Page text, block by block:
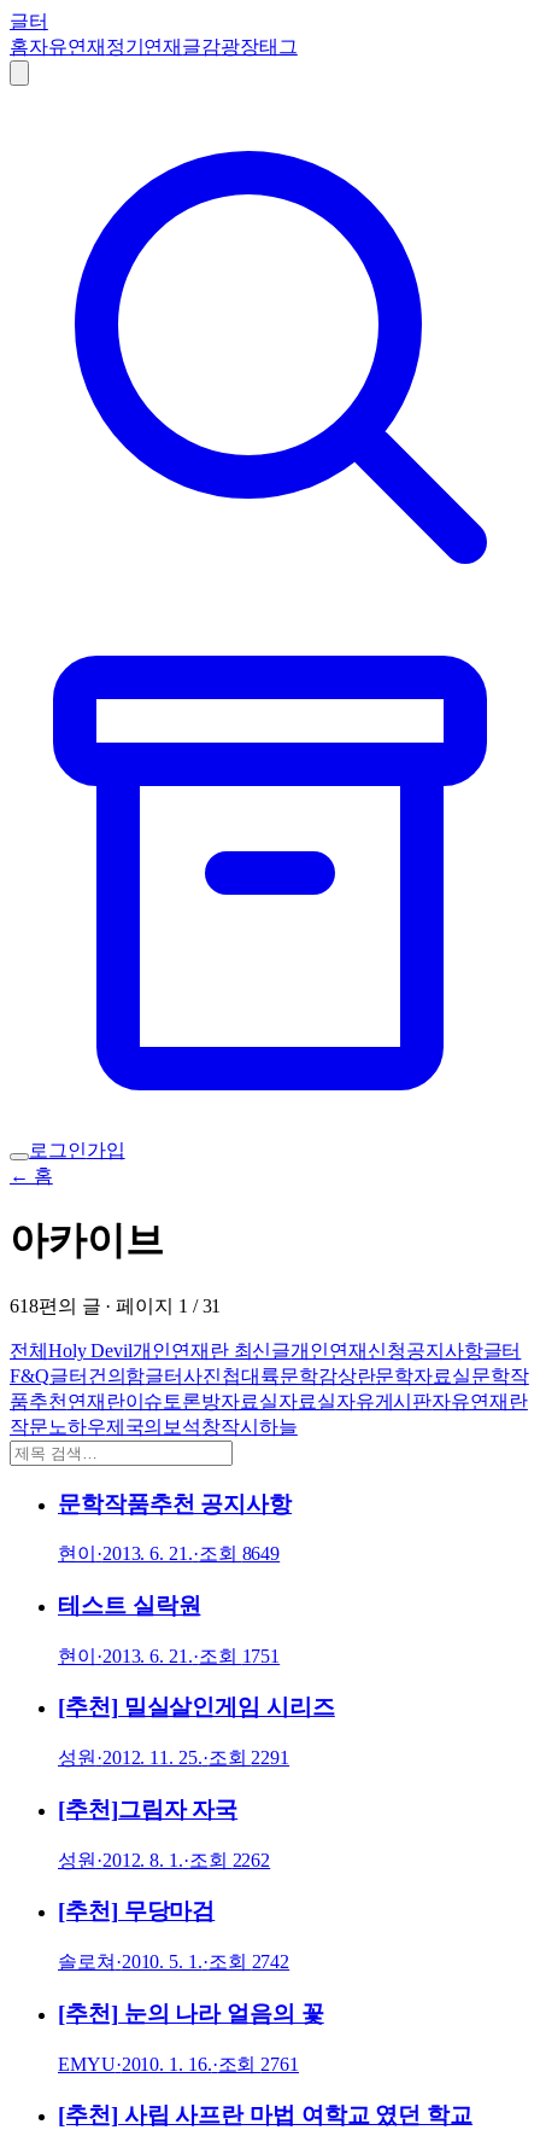
글터
홈자유연재 정기연재 글감광장태그
로그인가입
← 홈
아카이브
618편의 글 · 페이지 1 /31
전체 Holy Devil개인연재란 최신글개인연재신청공지사항글터
F&Q글터건의함글터사진첩대륙문학감상란문학자료실문학작
품추천 연재란이슈토론방자료실자료실자유게시판자유연재란
작문노하우제국의보석창작시 하늘
문학작품추천 공지사항
현이 ·2013. 6. 21.·조회 8649
테스트 실락원
현이 ·2013. 6. 21.·조회 1751
[추천] 밀실살인게임 시리즈
성원 ·2012. 11. 25.·조회 2291
[추천]그림자 자국
성원 ·2012. 8. 1.·조회 2262
[추천] 무당마검
솔로쳐 ·2010. 5. 1.·조회 2742
[추천] 눈의 나라 얼음의 꽃
EMYU·2010. 1. 16.·조회 2761
[추천] 사립 사프란 마법 여학교 였던 학교